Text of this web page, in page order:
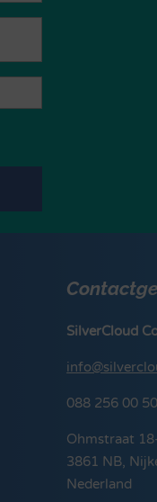
SilverCloud
088 256 00 50
Ohmstraat
3861 NB,
Nederland